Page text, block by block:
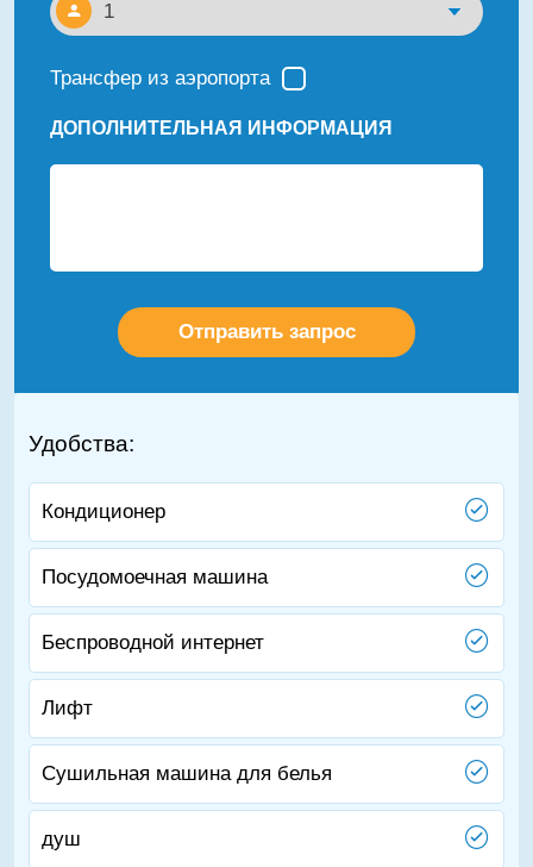
Трансфер из аэропорта
ДОПОЛНИТЕЛЬНАЯ ИНФОРМАЦИЯ
Удобства:
Кондиционер
Посудомоечная машина
Беспроводной интернет
Лифт
Сушильная машина для белья
душ